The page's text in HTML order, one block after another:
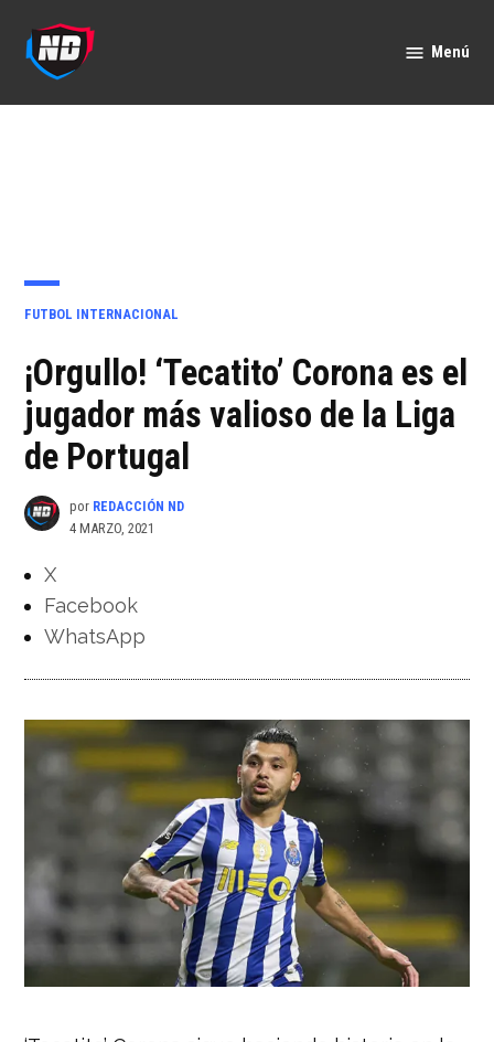
contenido
Menú
PUBLICADO
FUTBOL INTERNACIONAL
¡Orgullo! ‘Tecatito’ Corona es el
jugador más valioso de la Liga
de Portugal
por REDACCIÓN ND
4 MARZO, 2021
X
Facebook
WhatsApp